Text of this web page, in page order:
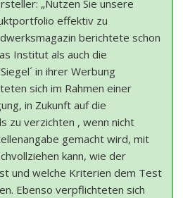
„Nutzen Sie unsere
effektiv zu
berichtete schon
Institut als auch die
in ihrer Werbung
sich im Rahmen einer
in Zukunft auf die
zu verzichten , wenn nicht
gemacht wird, mit
kann, wie der
und welche Kriterien dem Test
Ebenso verpflichteten sich